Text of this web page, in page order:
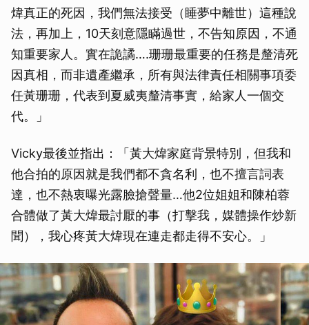
煒真正的死因，我們無法接受（睡夢中離世）這種說
法，再加上，10天刻意隱瞞過世，不告知原因，不通
知重要家人。實在詭譎….珊珊最重要的任務是釐清死
因真相，而非遺產繼承，所有與法律責任相關事項委
任黃珊珊，代表到夏威夷釐清事實，給家人一個交
代。」
Vicky最後並指出：「黃大煒家庭背景特別，但我和
他合拍的原因就是我們都不貪名利，也不擅言詞表
達，也不熱衷曝光露臉搶聲量…他2位姐姐和陳柏蓉
合體做了黃大煒最討厭的事（打擊我，媒體操作炒新
聞），我心疼黃大煒現在連走都走得不安心。」